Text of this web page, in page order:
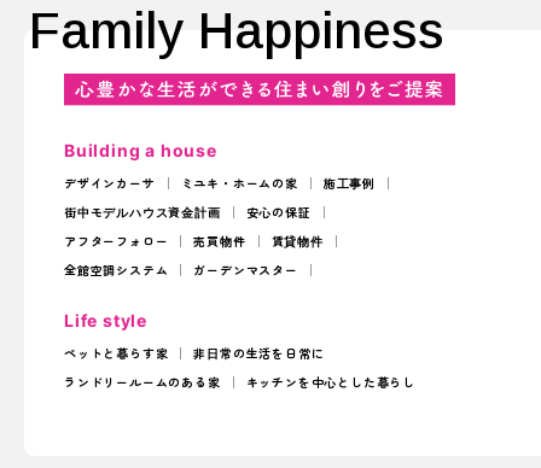
Family Happiness
Building a house
デザインカーサ ミユキ・ホームの家
施工事例
街中モデルハウス資金計画
安心の保証
アフターフォロー
売買物件
賃貸物件
全館空調システム
ガーデンマスター
Life style
ペットと暮らす家
非日常の生活を日常に
ランドリールームのある家
キッチンを中心とした暮らし